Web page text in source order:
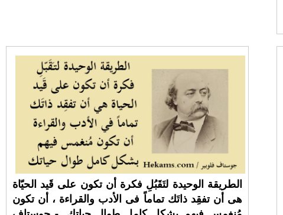
الطريقة الوحيدة لتَقَبُلِ فكرة أن تكون على قَيد الحيّاة
هى أن تفقِد ذاتَك تماماً فى الأدب والقراءة ، أن تكون